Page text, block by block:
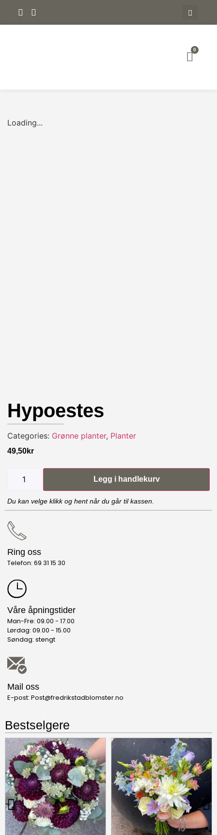
0
Loading...
Hypoestes
Categories: Grønne planter, Planter
49,50kr
Legg i handlekurv
Du kan velge klikk og hent når du går til kassen.
Ring oss
Telefon: 69 31 15 30
Våre åpningstider
Man-Fre: 09.00 - 17.00
Lørdag: 09.00 - 15.00
Søndag: stengt
Mail oss
E-post: Post@fredrikstadblomster.no
Bestselgere